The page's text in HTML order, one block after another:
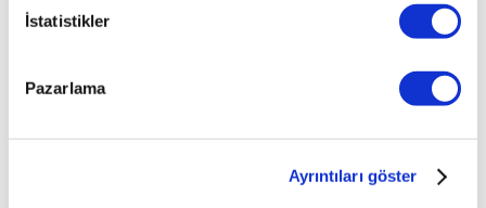
İstatistikler
Pazarlama
Ayrıntıları göster
Dizel
Otomatik
Kilometre